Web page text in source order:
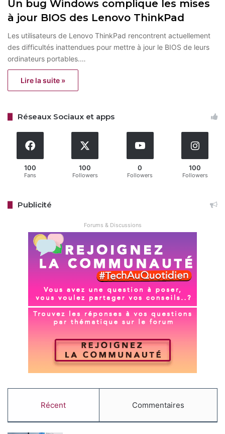
Un bug Windows complique les mises
à jour BIOS des Lenovo ThinkPad
Les utilisateurs de Lenovo ThinkPad rencontrent actuellement
des difficultés inattendues pour mettre à jour le BIOS de leurs
ordinateurs portables.…
Lire la suite »
Réseaux Sociaux et apps
100
Fans
100
Followers
0
Followers
100
Followers
Publicité
Forums & Discussions
Récent Commentaires